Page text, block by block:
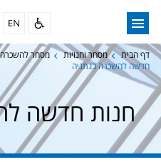
דף הבית מסחר וחנויות מסחר להשכרה
חדשה להשכרה בנתניה
חנות חדשה